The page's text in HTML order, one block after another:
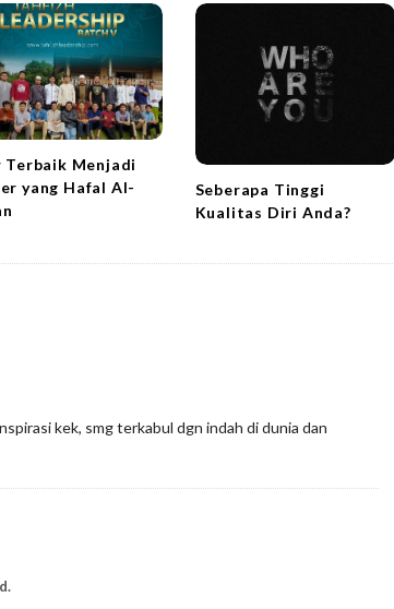
Terbaik Menjadi
yang Hafal Al-
Seberapa Tinggi
Kualitas Diri Anda?
kek, smg terkabul dgn indah di dunia dan